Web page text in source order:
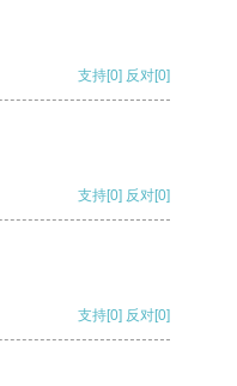
支持[0] 反对[0]
支持[0] 反对[0]
支持[0] 反对[0]